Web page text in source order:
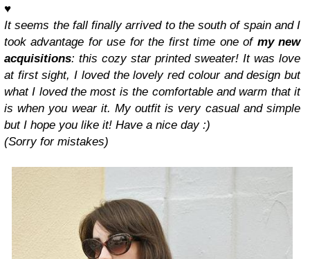
♥
It seems the fall finally arrived to the south of spain and I
took advantage for use for the first time one ofmy new
acquisitions: this cozy star printed sweater! It was love
at first sight, I loved the lovely red colour and design but
what I loved the most is the comfortable and warm that it
is when you wear it. My outfit is very casual and simple
but I hope you like it! Have a nice day :)
(Sorry for mistakes)